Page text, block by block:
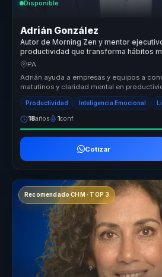
Disponible
Adrián González
Autor de Morning Zen y mentor
productividad que transforma hábitos
energía y rendimiento para líderes y
PA
Adrián ayuda a empresas y equipos a
matutinos y claridad mental en
propuesta un...
Productividad Inteligencia Emocional
18años 1conf.
Cotizar
Recomendado CHM · TOP 3